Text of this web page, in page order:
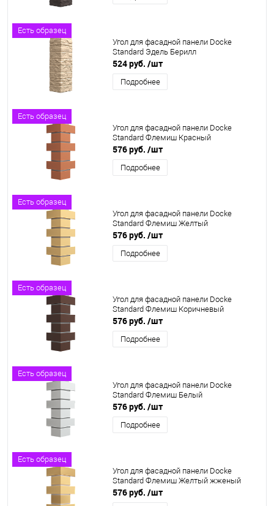
Есть образец
Угол для фасадной панели Docke
Standard Эдель Берилл
524 руб. /шт
Подробнее
Есть образец
Угол для фасадной панели Docke
Standard Флемиш Красный
576 руб. /шт
Подробнее
Есть образец
Угол для фасадной панели Docke
Standard Флемиш Желтый
576 руб. /шт
Подробнее
Есть образец
Угол для фасадной панели Docke
Standard Флемиш Коричневый
576 руб. /шт
Подробнее
Есть образец
Угол для фасадной панели Docke
Standard Флемиш Белый
576 руб. /шт
Подробнее
Есть образец
Угол для фасадной панели Docke
Standard Флемиш Желтый жженый
576 руб. /шт